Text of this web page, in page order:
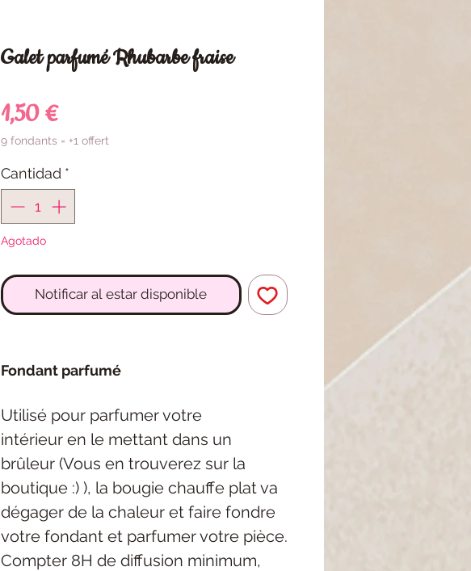
Galet parfumé Rhubarbe fraise
1,50 €Precio
9 fondants = +1 offert
Cantidad *
Agotado
Notificar al estar disponible
Fondant parfumé
Utilisé pour parfumer votre
intérieur en le mettant dans un
brûleur (Vous en trouverez sur la
boutique :) ), la bougie chauffe plat va
dégager de la chaleur et faire fondre
votre fondant et parfumer votre pièce.
Compter 8H de diffusion minimum,